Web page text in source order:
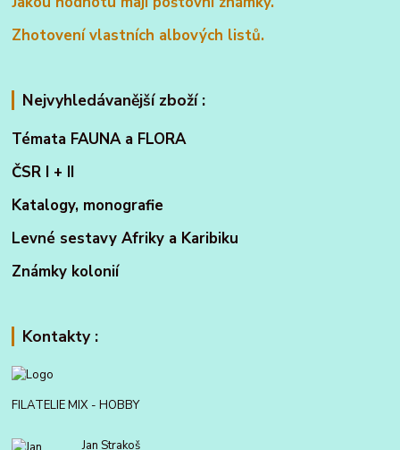
Zhotovení vlastních albových listů.
Nejvyhledávanější zboží :
Témata FAUNA a FLORA
ČSR I + II
Katalogy, monografie
Levné sestavy Afriky a Karibiku
Známky kolonií
Kontakty :
FILATELIE MIX - HOBBY
Jan Strakoš